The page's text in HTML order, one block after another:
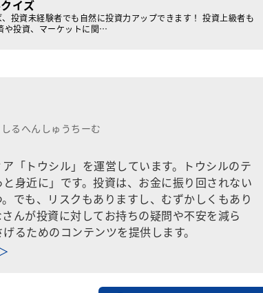
イズ
投資未経験者でも自然に投資力アップできます！ 投資上級者も
や投資、マーケットに関…
しるへんしゅうちーむ
「トウシル」を運営しています。トウシルのテ
身近に」です。投資は、お金に振り回されない
でも、リスクもありますし、むずかしくもあり
んが投資に対してお持ちの疑問や不安を減ら
るためのコンテンツを提供します。